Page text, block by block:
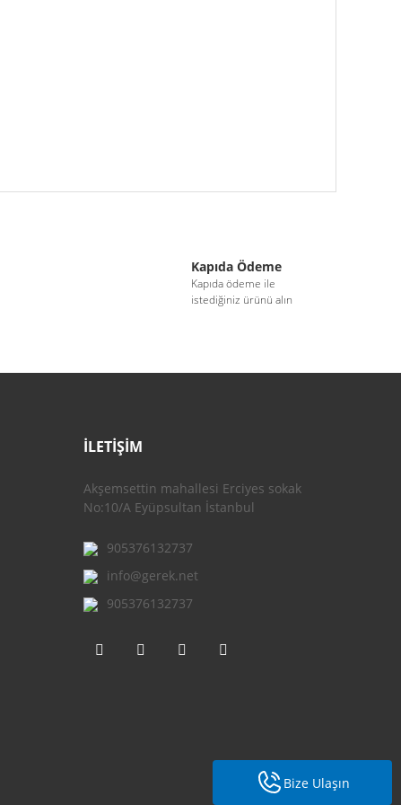
Kapıda Ödeme
Kapıda ödeme ile
istediğiniz ürünü alın
İLETİŞİM
Akşemsettin mahallesi Erciyes sokak
No:10/A Eyüpsultan İstanbul
905376132737
info@gerek.net
905376132737
Bize Ulaşın